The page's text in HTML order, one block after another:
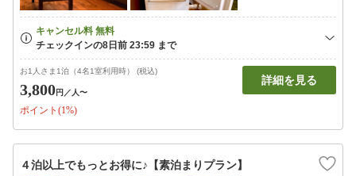
お1人さま1泊（4名1室利用時） (税込)
3,800円 ／人〜
ポイント(1%)
詳細を見る
４泊以上でもっとお得に♪【素泊まりプラン】